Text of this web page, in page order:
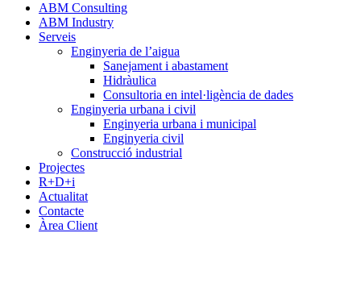
ABM Consulting
ABM Industry
Serveis
Enginyeria de l’aigua
Sanejament i abastament
Hidràulica
Consultoria en intel·ligència de dades
Enginyeria urbana i civil
Enginyeria urbana i municipal
Enginyeria civil
Construcció industrial
Projectes
R+D+i
Actualitat
Contacte
Àrea Client